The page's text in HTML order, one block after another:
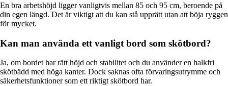
En bra arbetshöjd ligger vanligtvis mellan 85 och 95 cm, beroende på
din egen längd. Det är viktigt att du kan stå upprätt utan att böja ryggen
för mycket.
Kan man använda ett vanligt bord som skötbord?
Ja, om bordet har rätt höjd och stabilitet och du använder en halkfri
skötbädd med höga kanter. Dock saknas ofta förvaringsutrymme och
säkerhetsfunktioner som ett riktigt skötbord har.